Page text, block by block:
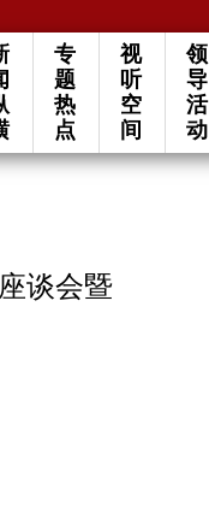
专
题
热
点
视
听
空
间
领
导
活
动
谈会暨